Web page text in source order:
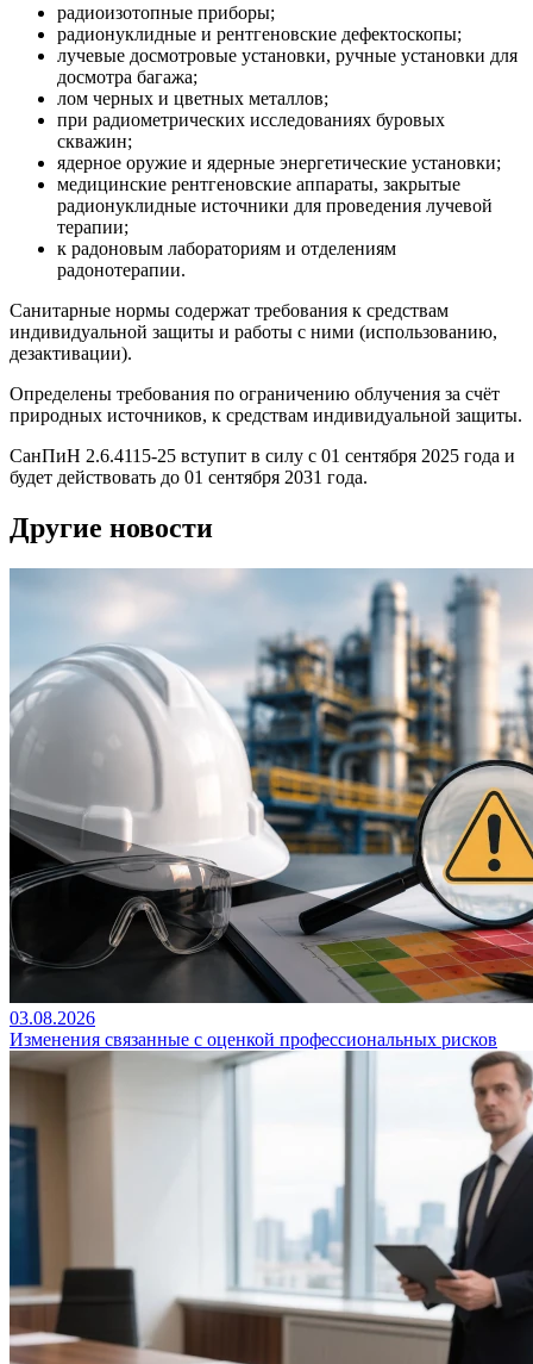
радиоизотопные приборы;
радионуклидные и рентгеновские дефектоскопы;
лучевые досмотровые установки, ручные установки для
досмотра багажа;
лом черных и цветных металлов;
при радиометрических исследованиях буровых
скважин;
ядерное оружие и ядерные энергетические установки;
медицинские рентгеновские аппараты, закрытые
радионуклидные источники для проведения лучевой
терапии;
к радоновым лабораториям и отделениям
радонотерапии.
Санитарные нормы содержат требования к средствам
индивидуальной защиты и работы с ними (использованию,
дезактивации).
Определены требования по ограничению облучения за счёт
природных источников, к средствам индивидуальной защиты.
СанПиН 2.6.4115-25 вступит в силу с 01 сентября 2025 года и
будет действовать до 01 сентября 2031 года.
Другие новости
03.08.2026
Изменения связанные с оценкой профессиональных рисков